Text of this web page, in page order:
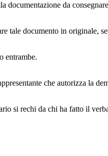
da
tale documento in originale,
entrambe.
che autorizza la
si rechi da chi ha fatto il